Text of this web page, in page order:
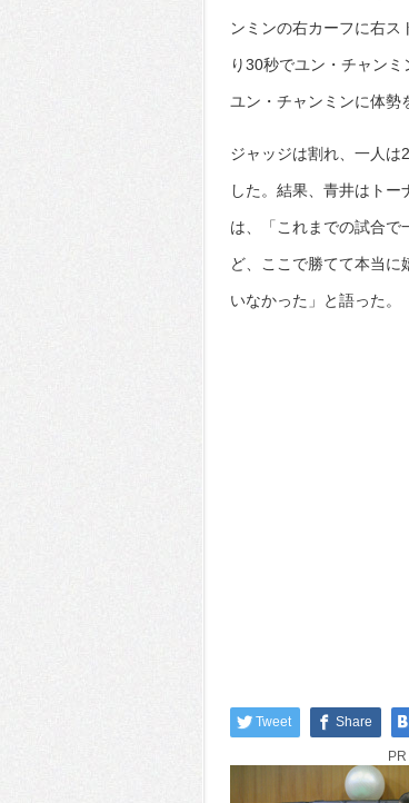
ンミンの右カーフに右
り30秒でユン・チャン
ユン・チャンミンに体勢
ジャッジは割れ、一人
した。結果、青井はト
は、「これまでの試合で
ど、ここで勝てて本当
いなかった」と語った。
Tweet Share
PR